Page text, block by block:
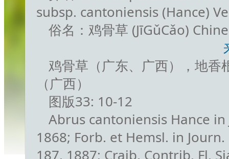
subsp. cantoniensis (Hance)
俗名：鸡骨草 (JīGǔCǎo)
鸡骨草（广东、广西），地香
（广西）
图版33: 10-12
Abrus cantoniensis Hance
1868; Forb. et Hemsl. in
187. 1887; Craib, Contrib. Fl.